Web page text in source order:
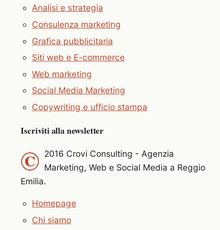
Analisi e strategia
Consulenza marketing
Grafica pubblicitaria
Siti web e E-commerce
Web marketing
Social Media Marketing
Copywriting e ufficio stampa
Iscriviti alla newsletter
© 2016 Crovi Consulting - Agenzia
Marketing, Web e Social Media a Reggio
Emilia.
Homepage
Chi siamo